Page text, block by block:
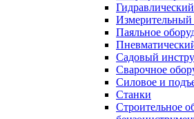
Измерительный
Паяльное
Садовый
Сварочное
Силовое и
Станки
Строительное